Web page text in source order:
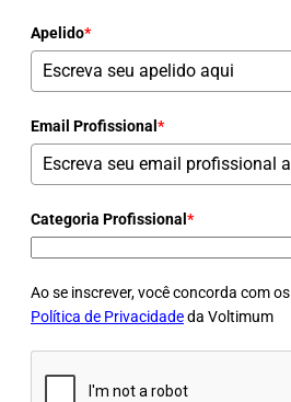
Apelido*
Email Profissional *
Categoria Profissional *
Ao se inscrever, você concorda com os
Política de Privacidadeda Voltimum